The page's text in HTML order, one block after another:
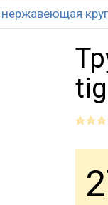
нержавеющая
tig